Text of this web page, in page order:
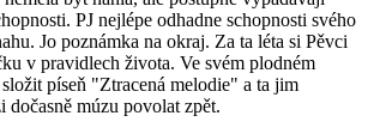
PJ nejlépe odhadne schopnosti svého
Jo poznámka na okraj. Za ta léta si Pěvci
v pravidlech života. Ve svém plodném
píseň "Ztracená melodie" a ta jim
dočasně múzu povolat zpět.